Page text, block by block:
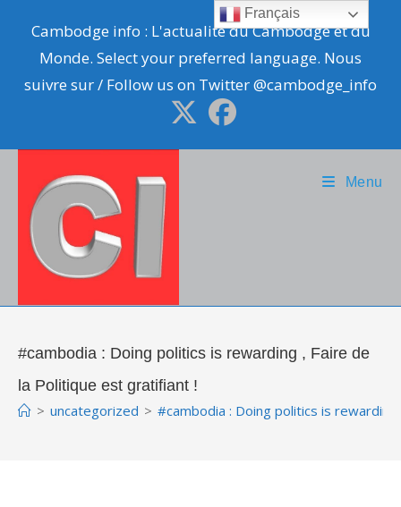
content
Cambodge info : L'actualité du Cambodge et du
Monde. Select your preferred language. Nous
suivre sur / Follow us on Twitter @cambodge_info
Menu
#cambodia : Doing politics is rewarding , Faire de
la Politique est gratifiant !
> uncategorized > #cambodia : Doing politics is
Français